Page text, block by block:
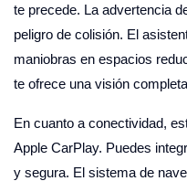
te precede. La advertencia
peligro de colisión. El
maniobras en espacios
te ofrece una visión
En cuanto a conectividad,
Apple CarPlay. Puedes
y segura. El sistema de